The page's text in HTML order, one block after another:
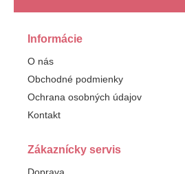
Informácie
O nás
Obchodné podmienky
Ochrana osobných údajov
Kontakt
Zákaznícky servis
Doprava